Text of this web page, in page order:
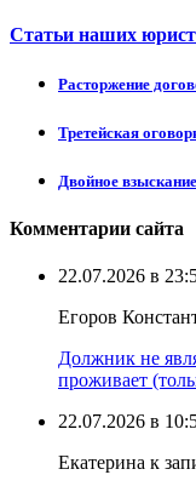
Статьи наших
Расторжение
Третейская
Двойное
Комментарии сайта
22.07.2026 в
Егоров
Должник не
проживает
22.07.2026 в
Екатерина к